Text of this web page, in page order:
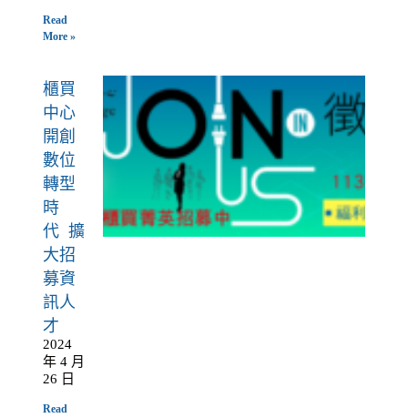
Read
More »
櫃買
中心
開創
數位
轉型
時
代 擴
大招
募資
訊人
才
2024
年 4 月
26 日
Read